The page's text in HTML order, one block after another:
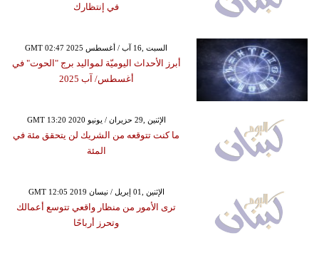
في إنتظارك
GMT 02:47 2025 السبت ,16 آب / أغسطس
أبرز الأحداث اليوميّة لمواليد برج "الحوت" في
أغسطس/ آب 2025
GMT 13:20 2020 الإثنين ,29 حزيران / يونيو
ما كنت تتوقعه من الشريك لن يتحقق مئة في
المئة
GMT 12:05 2019 الإثنين ,01 إبريل / نيسان
ترى الأمور من منظار واقعي تتوسع أعمالك
وتحرز أرباحًا